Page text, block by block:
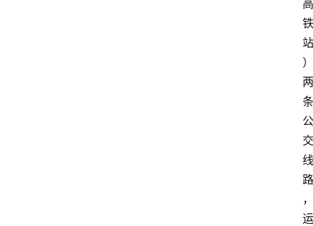
高
铁
站
）
两
条
公
交
线
路
，
运